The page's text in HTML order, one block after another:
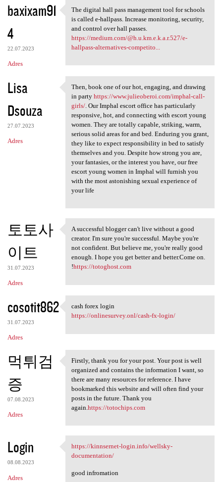
baxixam91
4
22.07.2023
Adres
The digital hall pass
The digital hall pass management tool for schools
is called e-hallpass. Increase monitoring, security,
and control over hall passes.
https://medium.com/@h.u.km.e.k.a.r.527/e-
hallpass-alternatives-competito...
Lisa
Dsouza
27.07.2023
Adres
Then, book one of our hot,
Then, book one of our hot, engaging, and drawing
in party https://www.julieoberoi.com/imphal-call-
girls/. Our Imphal escort office has particularly
responsive, hot, and connecting with escort young
women. They are totally capable, striking, warm,
serious solid areas for and bed. Enduring you grant,
they like to expect responsibility in bed to satisfy
themselves and you. Despite how strong you are,
your fantasies, or the interest you have, our free
escort young women in Imphal will furnish you
with the most astonishing sexual experience of
your life
토토사
이트
31.07.2023
Adres
A successful blogger can't
A successful blogger can't live without a good
creator. I'm sure you're successful. Maybe you're
not confident. But believe me, you're really good
enough. I hope you get better and better.Come on.
!https://totoghost.com
cosotit862
31.07.2023
Adres
cash forex login
cash forex login
https://onlinesurvey.onl/cash-fx-login/
먹튀검
증
07.08.2023
Adres
Firstly, thank you for your
Firstly, thank you for your post. Your post is well
organized and contains the information I want, so
there are many resources for reference. I have
bookmarked this website and will often find your
posts in the future. Thank you
again. https://totochips.com
Login
08.08.2023
Adres
https://kinnsernet-login.info
https://kinnsernet-login.info/wellsky-
documentation/
good infromation